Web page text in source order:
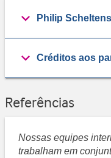
Philip
Créditos aos
Referências
Nossas equipes
trabalham em